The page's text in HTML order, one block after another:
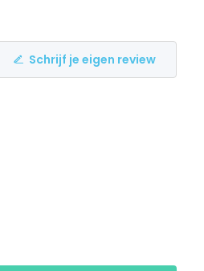
Schrijf je eigen review